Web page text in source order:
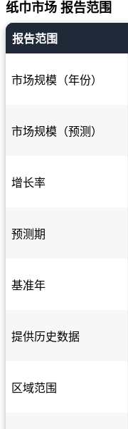
纸巾市场 报告范围
报告范围
市场规模（年份）
市场规模（预测）
增长率
预测期
基准年
提供历史数据
区域范围